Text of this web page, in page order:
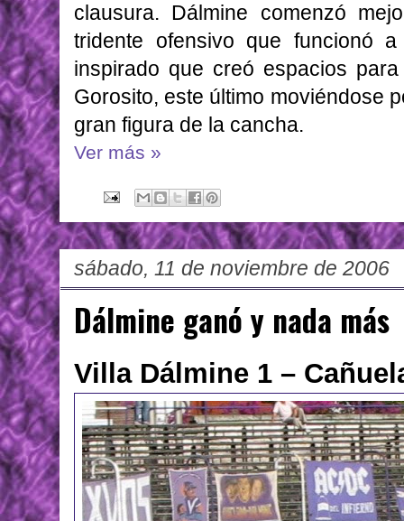
clausura. Dálmine comenzó
tridente ofensivo que funcionó
inspirado que creó espacios
Gorosito, este último moviéndose
gran figura de la cancha.
Ver más »
sábado, 11 de noviembre de 2006
Dálmine ganó y nada más
Villa Dálmine 1 –